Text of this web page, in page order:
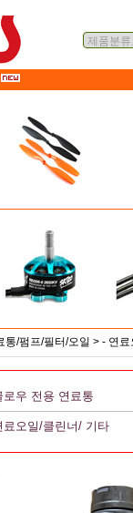
통/펌프/필터/오일 > - 연료
로우 전용 연료통
료오일/클린너/ 기타